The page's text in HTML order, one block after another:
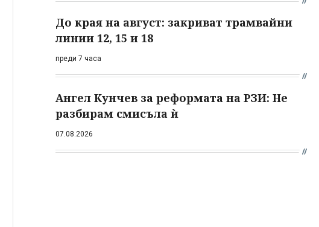
До края на август: закриват трамвайни
линии 12, 15 и 18
преди 7 часа
Ангел Кунчев за реформата на РЗИ: Не
разбирам смисъла ѝ
07.08.2026